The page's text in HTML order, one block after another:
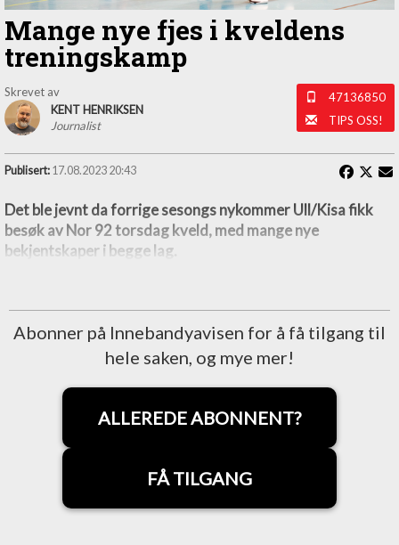
Mange nye fjes i kveldens
treningskamp
Skrevet av
KENT HENRIKSEN
Journalist
47136850
TIPS OSS!
Publisert: 17.08.2023 20:43
Det ble jevnt da forrige sesongs nykommer Ull/Kisa fikk
besøk av Nor 92 torsdag kveld, med mange nye
bekjentskaper i begge lag.
Abonner på Innebandyavisen for å få tilgang til
hele saken, og mye mer!
ALLEREDE ABONNENT?
FÅ TILGANG